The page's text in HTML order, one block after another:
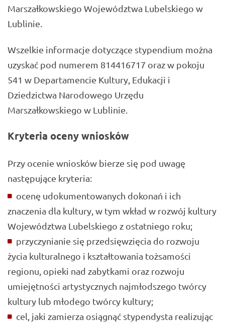
Marszałkowskiego Województwa Lubelskiego w
Lublinie.
Wszelkie informacje dotyczące stypendium można
uzyskać pod numerem 814416717 oraz w pokoju
541 w Departamencie Kultury, Edukacji i
Dziedzictwa Narodowego Urzędu
Marszałkowskiego w Lublinie.
Kryteria oceny wniosków
Przy ocenie wniosków bierze się pod uwagę
następujące kryteria:
ocenę udokumentowanych dokonań i ich
znaczenia dla kultury, w tym wkład w rozwój kultury
Województwa Lubelskiego z ostatniego roku;
przyczynianie się przedsięwzięcia do rozwoju
życia kulturalnego i kształtowania tożsamości
regionu, opieki nad zabytkami oraz rozwoju
umiejętności artystycznych najmłodszego twórcy
kultury lub młodego twórcy kultury;
cel, jaki zamierza osiągnąć stypendysta realizując